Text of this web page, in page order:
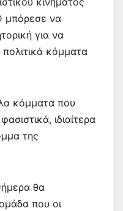
μπόρεσε να
για να
κόμματα
κόμματα που
ιδιαίτερα
της
θα
που οι